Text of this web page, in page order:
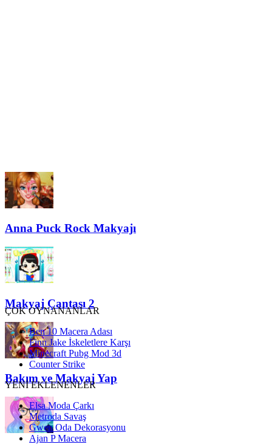
Anna Puck Rock Makyajı
Makyaj Çantası 2
Bakım ve Makyaj Yap
ÇOK OYNANANLAR
Ben 10 Macera Adası
Finn Jake İskeletlere Karşı
Minecraft Pubg Mod 3d
Counter Strike
YENİ EKLENENLER
Elsa Moda Çarkı
Metroda Savaş
Gwen Oda Dekorasyonu
Ajan P Macera